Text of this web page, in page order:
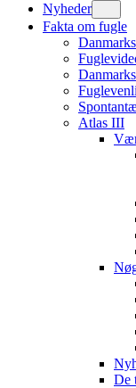
Nyheder
Fakta om fugle
Atlas III
De